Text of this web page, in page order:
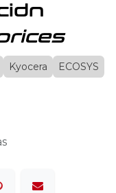
Kyocera ECOSYS